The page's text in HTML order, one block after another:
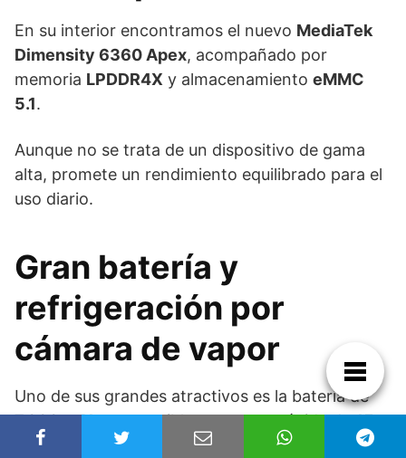
En su interior encontramos el nuevo MediaTek
Dimensity 6360 Apex, acompañado por
memoria LPDDR4X y almacenamiento eMMC
5.1.
Aunque no se trata de un dispositivo de gama
alta, promete un rendimiento equilibrado para el
uso diario.
Gran batería y
refrigeración por
cámara de vapor
Uno de sus grandes atractivos es la batería de
7.000 mAh, compatible con carga rápida de15